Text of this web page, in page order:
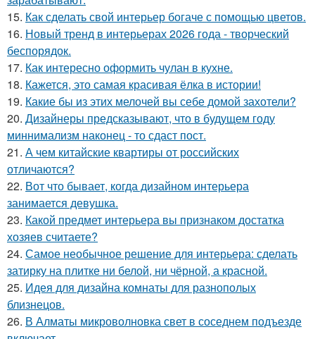
15. Как сделать свой интерьер богаче с помощью цветов.
16. Новый тренд в интерьерах 2026 года - творческий
беспорядок.
17. Как интересно оформить чулан в кухне.
18. Кажется, это самая красивая ёлка в истории!
19. Какие бы из этих мелочей вы себе домой захотели?
20. Дизайнеры предсказывают, что в будущем году
миннимализм наконец - то сдаст пост.
21. А чем китайские квартиры от российских
отличаются?
22. Вот что бывает, когда дизайном интерьера
занимается девушка.
23. Какой предмет интерьера вы признаком достатка
хозяев считаете?
24. Самое необычное решение для интерьера: сделать
затирку на плитке ни белой, ни чёрной, а красной.
25. Идея для дизайна комнаты для разнополых
близнецов.
26. В Алматы микроволновка свет в соседнем подъезде